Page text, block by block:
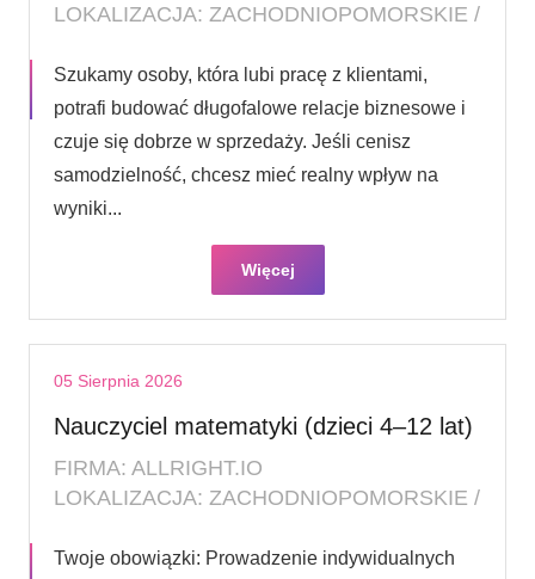
LOKALIZACJA: ZACHODNIOPOMORSKIE /
Szukamy osoby, która lubi pracę z klientami,
potrafi budować długofalowe relacje biznesowe i
czuje się dobrze w sprzedaży. Jeśli cenisz
samodzielność, chcesz mieć realny wpływ na
wyniki...
Więcej
05 Sierpnia 2026
Nauczyciel matematyki (dzieci 4–12 lat)
FIRMA: ALLRIGHT.IO
LOKALIZACJA: ZACHODNIOPOMORSKIE /
Twoje obowiązki: Prowadzenie indywidualnych